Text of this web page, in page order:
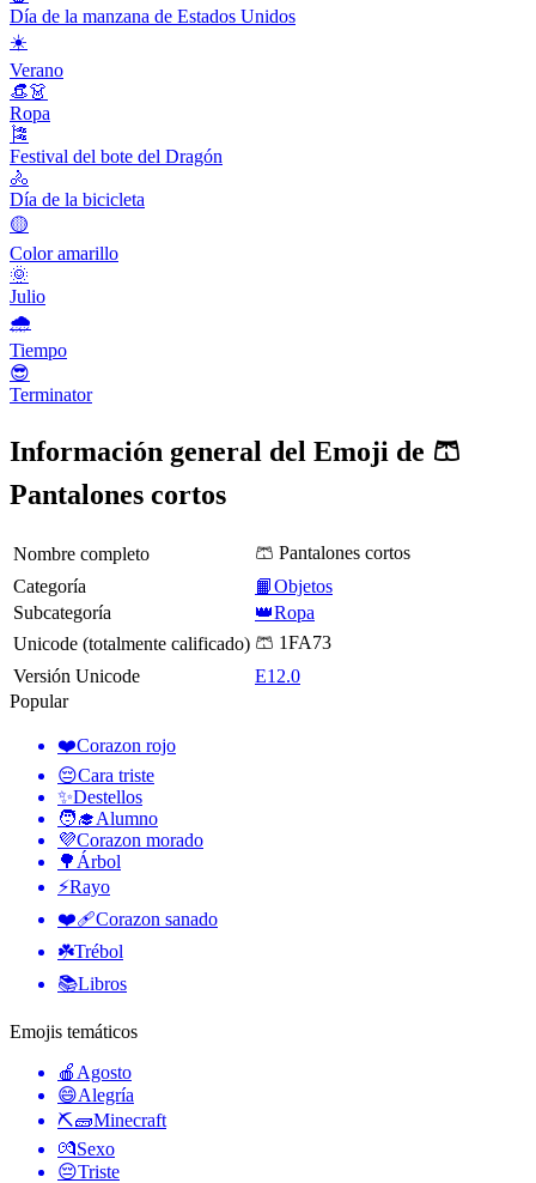
Día de la manzana de Estados Unidos
☀️
Verano
👒👗
Ropa
🎏
Festival del bote del Dragón
🚴
Día de la bicicleta
🟡
Color amarillo
🌞
Julio
🌧
Tiempo
😎
Terminator
Información general del Emoji de 🩳
Pantalones cortos
Nombre completo
🩳 Pantalones cortos
Categoría
📙Objetos
Subcategoría
👑Ropa
Unicode (totalmente calificado) 🩳 1FA73
Versión Unicode
E12.0
Popular
❤️Corazon rojo
😔Cara triste
✨Destellos
🧑‍🎓Alumno
💜Corazon morado
🌳 Árbol
⚡Rayo
❤️‍🩹Corazon sanado
☘️Trébol
📚Libros
Emojis temáticos
🍎 Agosto
😄Alegría
⛏🧱Minecraft
💏Sexo
😔Triste